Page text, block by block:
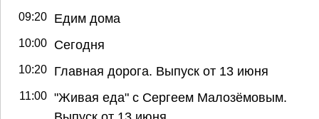
09:20 Едим дома
10:00 Сегодня
10:20 Главная дорога. Выпуск от 13 июня
11:00 "Живая еда" с Сергеем Малозёмовым.